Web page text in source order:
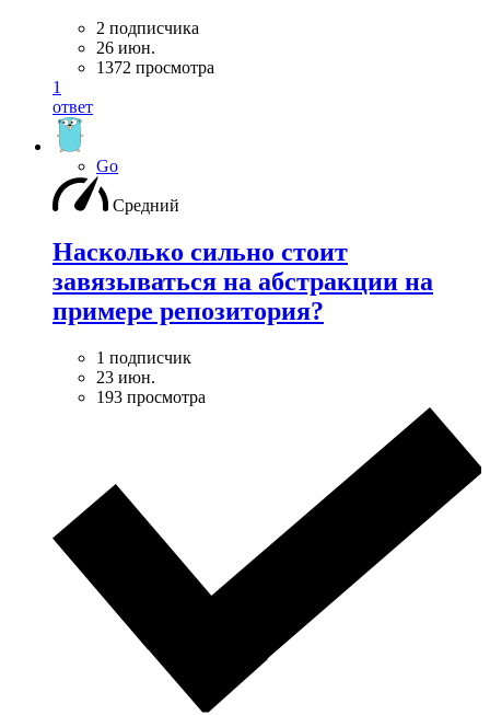
2 подписчика
26 июн.
1372 просмотра
1
ответ
Go
Средний
Насколько сильно стоит
завязываться на абстракции на
примере репозитория?
1 подписчик
23 июн.
193 просмотра